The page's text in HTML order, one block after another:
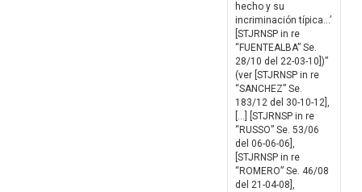
hecho y su
incriminación típica…’
[STJRNSP in re
“FUENTEALBA” Se.
28/10 del 22-03-10])”
(ver [STJRNSP in re
“SANCHEZ” Se.
183/12 del 30-10-12],
[…] [STJRNSP in re
“RUSSO” Se. 53/06
del 06-06-06],
[STJRNSP in re
“ROMERO” Se. 46/08
del 21-04-08],